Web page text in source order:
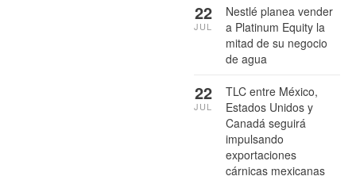
Nestlé planea vender
a Platinum Equity la
mitad de su negocio
de agua
22
JUL
TLC entre México,
Estados Unidos y
Canadá seguirá
impulsando
exportaciones
cárnicas mexicanas
22
JUL